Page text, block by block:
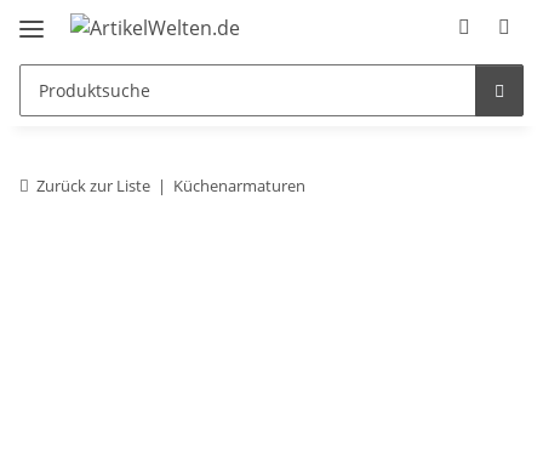
Zurück zur Liste Küchenarmaturen